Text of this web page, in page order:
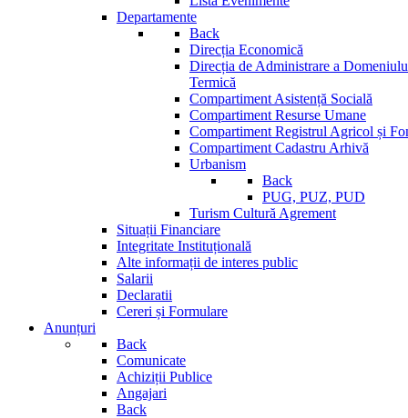
Departamente
Back
Direcția Economică
Direcția de Administrare a
Termică
Compartiment Asistență Socială
Compartiment Resurse Umane
Compartiment Registrul Agricol și
Compartiment Cadastru Arhivă
Urbanism
Back
PUG, PUZ, PUD
Turism Cultură Agrement
Situații Financiare
Integritate Instituțională
Alte informații de interes public
Salarii
Declaratii
Cereri și Formulare
Anunțuri
Back
Comunicate
Achiziții Publice
Angajari
Back